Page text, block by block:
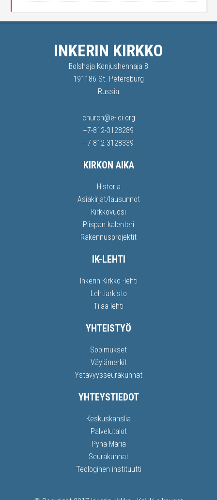
INKERIN KIRKKO
Bolshaja Konjushennaja 8
191186 St. Petersburg
Russia
church@e-lci.org
+7-812-3128289
+7-812-3128339
KIRKON AIKA
Historia
Asiakirjat/lausunnot
Kirkkovuosi
Piispan kalenteri
Rakennusprojektit
IK-LEHTI
Inkerin Kirkko -lehti
Lehtiarkisto
Tilaa lehti
YHTEISTYÖ
Sopimukset
Väylämerkit
Ystävyysseurakunnat
YHTEYSTIEDOT
Keskuskanslia
Palvelutalot
Pyhä Maria
Seurakunnat
Teologinen instituutti